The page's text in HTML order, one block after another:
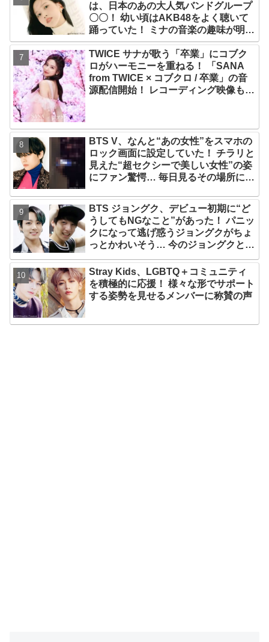
は、日本のあの大人気バンドグループ
〇〇！ 幼い頃はAKB48をよく聴いて
踊っていた！ ミナの音楽の趣味が明ら
かに
TWICE サナが歌う「卒業」にコブク
ロがハーモニーを重ねる！ 「SANA
from TWICE × コブクロ / 卒業」の音
源配信開始！ レコーディング映像も公
BTS V、なんと“あの女性”をスマホの
ロック画面に設定していた！ チラリと
見えた“超セクシーで美しい女性”の姿
にファン驚愕… 毎日見るその場所にV
だと納得＆感動
BTS ジョングク、デビュー初期に“ど
うしてもNGなこと”があった！ パニッ
クになって逃げ惑うジョングクがちょ
っとかわいそう… 今のジョングクと比
ァンメロメロ
Stray Kids、LGBTQ＋コミュニティ
を積極的に応援！ 様々な形でサポート
する姿勢を見せるメンバーに称賛の声